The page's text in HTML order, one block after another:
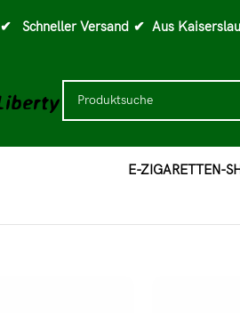
✔ Schneller Versand ✔ Aus
E-ZIGARETTEN-